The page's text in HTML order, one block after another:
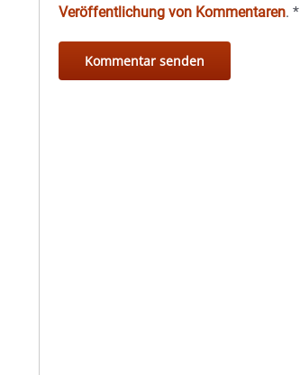
Veröffentlichung von Kommentaren.*